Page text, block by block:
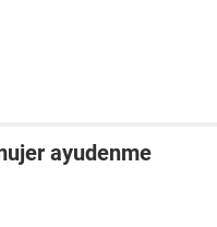
ayudenme